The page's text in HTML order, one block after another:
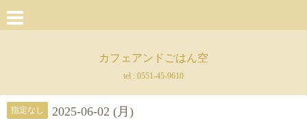
カフェアンドごはん空
tel : 0551-45-9610
指定なし 2025-06-02 (月)